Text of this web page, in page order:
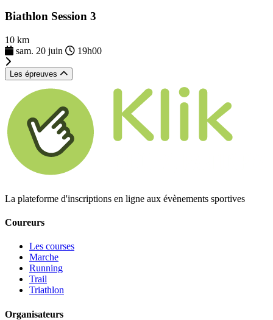
Biathlon Session 3
10 km
sam. 20 juin
19h00
Les épreuves
La plateforme d'inscriptions en ligne aux évènements sportives
Coureurs
Les courses
Marche
Running
Trail
Triathlon
Organisateurs